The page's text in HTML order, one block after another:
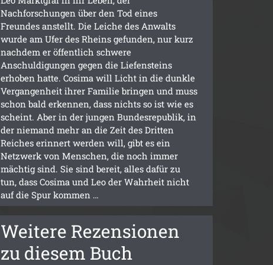
Nachforschungen über den Tod eines
Freundes anstellt. Die Leiche des Anwalts
wurde am Ufer des Rheins gefunden, nur kurz
nachdem er öffentlich schwere
Anschuldigungen gegen die Liefensteins
erhoben hatte. Cosima will Licht in die dunkle
Vergangenheit ihrer Familie bringen und muss
schon bald erkennen, dass nichts so ist wie es
scheint. Aber in der jungen Bundesrepublik, in
der niemand mehr an die Zeit des Dritten
Reiches erinnert werden will, gibt es ein
Netzwerk von Menschen, die noch immer
mächtig sind. Sie sind bereit, alles dafür zu
tun, dass Cosima und Leo der Wahrheit nicht
auf die Spur kommen …
Weitere Rezensionen
zu diesem Buch